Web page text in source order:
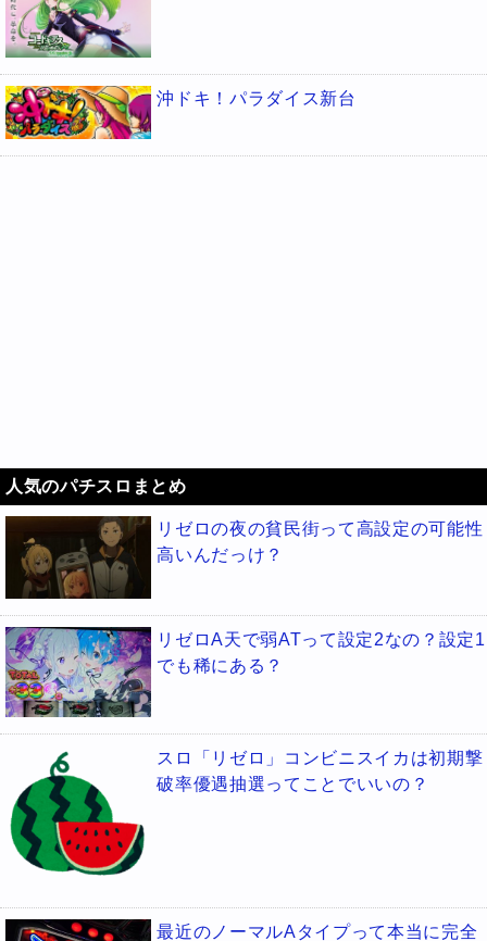
沖ドキ！パラダイス新台
人気のパチスロまとめ
リゼロの夜の貧民街って高設定の可能性
高いんだっけ？
リゼロA天で弱ATって設定2なの？設定1
でも稀にある？
スロ「リゼロ」コンビニスイカは初期撃
破率優遇抽選ってことでいいの？
最近のノーマルAタイプって本当に完全